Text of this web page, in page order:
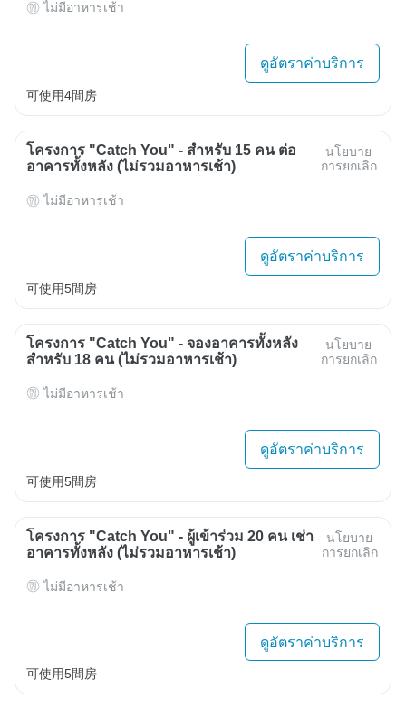
ไม่มีอาหารเช้า
ดูอัตราค่าบริการ
可使用4間房
โครงการ "Catch You" - สำหรับ 15 คน ต่อ
อาคารทั้งหลัง (ไม่รวมอาหารเช้า)
นโยบาย
การยกเลิก
ไม่มีอาหารเช้า
ดูอัตราค่าบริการ
可使用5間房
โครงการ "Catch You" - จองอาคารทั้งหลัง
สำหรับ 18 คน (ไม่รวมอาหารเช้า)
นโยบาย
การยกเลิก
ไม่มีอาหารเช้า
ดูอัตราค่าบริการ
可使用5間房
โครงการ "Catch You" - ผู้เข้าร่วม 20 คน เช่า
อาคารทั้งหลัง (ไม่รวมอาหารเช้า)
นโยบาย
การยกเลิก
ไม่มีอาหารเช้า
ดูอัตราค่าบริการ
可使用5間房